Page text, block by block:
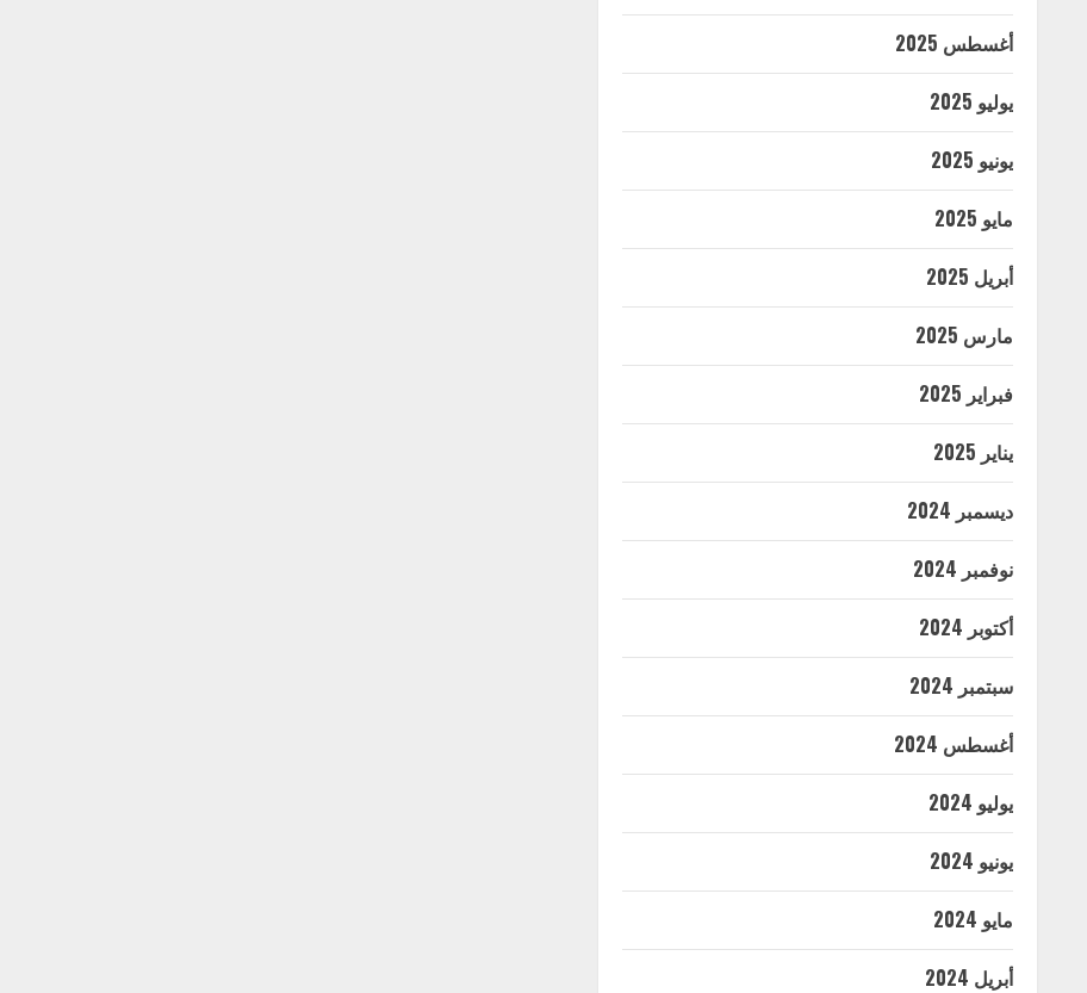
أغسطس 2025
يوليو 2025
يونيو 2025
مايو 2025
أبريل 2025
مارس 2025
فبراير 2025
يناير 2025
ديسمبر 2024
نوفمبر 2024
أكتوبر 2024
سبتمبر 2024
أغسطس 2024
يوليو 2024
يونيو 2024
مايو 2024
أبريل 2024